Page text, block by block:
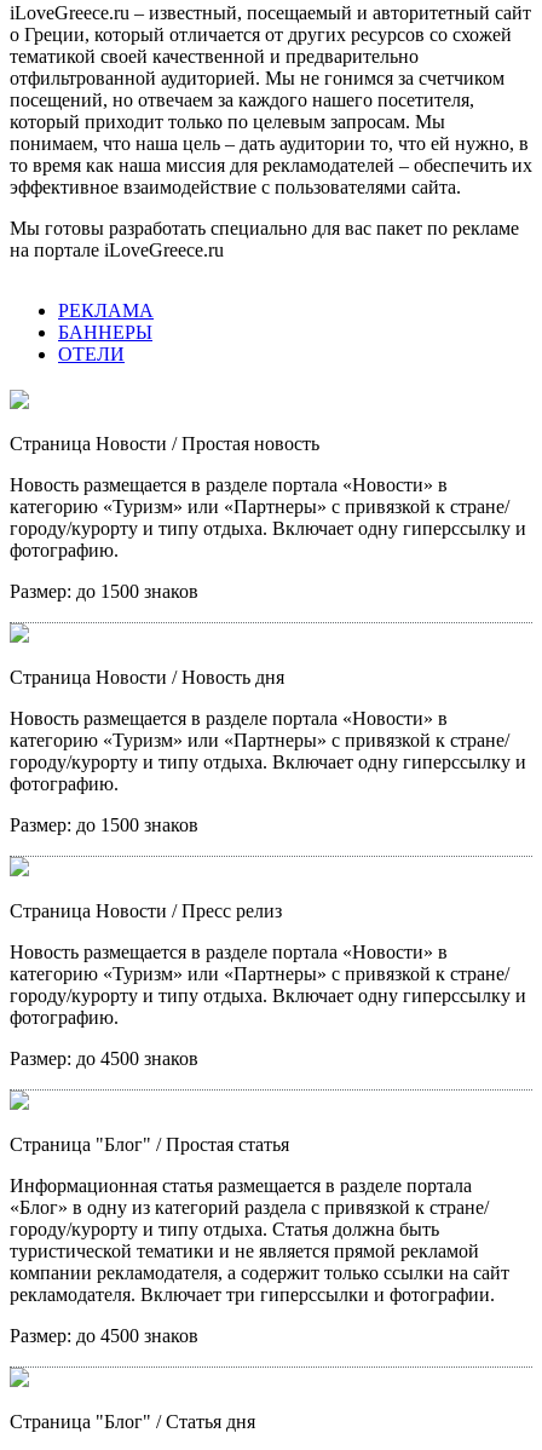
iLoveGreece.ru – известный, посещаемый и авторитетный сайт
о Греции, который отличается от других ресурсов со схожей
тематикой своей качественной и предварительно
отфильтрованной аудиторией. Мы не гонимся за счетчиком
посещений, но отвечаем за каждого нашего посетителя,
который приходит только по целевым запросам. Мы
понимаем, что наша цель – дать аудитории то, что ей нужно, в
то время как наша миссия для рекламодателей – обеспечить их
эффективное взаимодействие с пользователями сайта.
Мы готовы разработать специально для вас пакет по рекламе
на портале iLoveGreece.ru
РЕКЛАМА
БАННЕРЫ
ОТЕЛИ
Страница Новости / Простая новость
Новость размещается в разделе портала «Новости» в
категорию «Туризм» или «Партнеры» с привязкой к стране/
городу/курорту и типу отдыха. Включает одну гиперссылку и
фотографию.
Размер: до 1500 знаков
Страница Новости / Новость дня
Новость размещается в разделе портала «Новости» в
категорию «Туризм» или «Партнеры» с привязкой к стране/
городу/курорту и типу отдыха. Включает одну гиперссылку и
фотографию.
Размер: до 1500 знаков
Страница Новости / Пресс релиз
Новость размещается в разделе портала «Новости» в
категорию «Туризм» или «Партнеры» с привязкой к стране/
городу/курорту и типу отдыха. Включает одну гиперссылку и
фотографию.
Размер: до 4500 знаков
Страница "Блог" / Простая статья
Информационная статья размещается в разделе портала
«Блог» в одну из категорий раздела с привязкой к стране/
городу/курорту и типу отдыха. Статья должна быть
туристической тематики и не является прямой рекламой
компании рекламодателя, а содержит только ссылки на сайт
рекламодателя. Включает три гиперссылки и фотографии.
Размер: до 4500 знаков
Страница "Блог" / Статья дня